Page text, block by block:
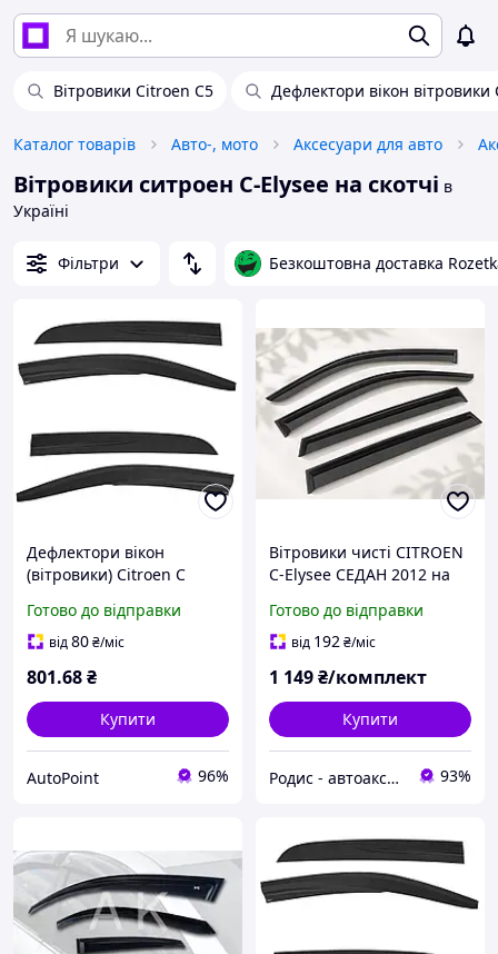
Вітровики Citroen C5 Дефлектори вікон
Каталог товарів Авто-, мото Аксесуари для авто
Вітровики ситроен C-Elysee на скотчі в
Україні
Фільтри Безкоштовна доставка
Дефлектори вікон
(вітровики) Citroen C
SunPlex, седан, на скотчі
Готово до відправки
від80₴/міс
801.68₴
Купити
AutoPoint 96%
Вітровики чисті CITROEN
C-Elysee СЕДАН 2012 на
без написів Сітроен С
Елізе
Готово до відправки
від 192₴/міс
1 149₴/комплект
Купити
Родис - автоаксессуары и запасные части 93%